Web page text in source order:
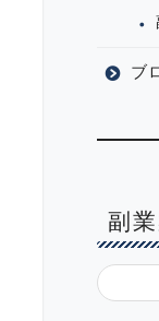
ブ
副